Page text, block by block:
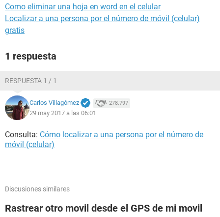
Como eliminar una hoja en word en el celular
Localizar a una persona por el número de móvil (celular)
gratis
1 respuesta
RESPUESTA 1 / 1
Carlos Villagómez 278.797
29 may 2017 a las 06:01
Consulta: Cómo localizar a una persona por el número de
móvil (celular)
Discusiones similares
Rastrear otro movil desde el GPS de mi movil